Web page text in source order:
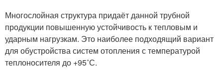
Многослойная структура придаёт данной трубной
продукции повышенную устойчивость к тепловым и
ударным нагрузкам. Это наиболее подходящий вариант
для обустройства систем отопления с температурой
теплоносителя до +95˚С.